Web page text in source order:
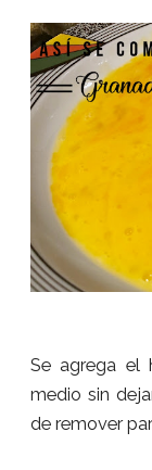
Se agrega el
medio sin
de remover